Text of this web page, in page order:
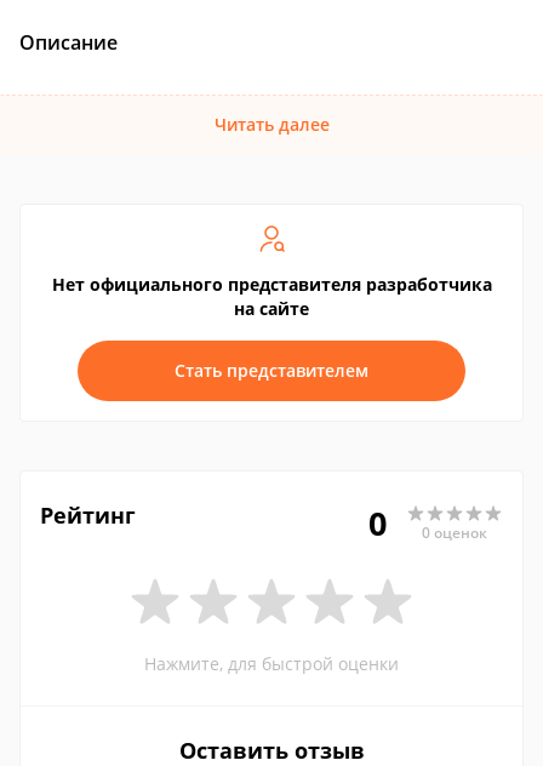
Описание
Читать далее
Нет официального представителя разработчика
на сайте
Стать представителем
Рейтинг 0 0 оценок
Нажмите, для быстрой оценки
Оставить отзыв